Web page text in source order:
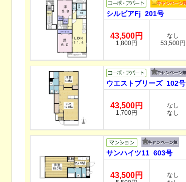
シルビアFj 201号
43,500円
1,800円
なし
53,500円
ウエストブリーズ 102号
43,500円
1,700円
なし
なし
サンハイツ11 603号
43,500円
なし